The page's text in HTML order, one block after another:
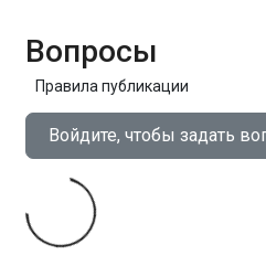
Вопросы
Правила публикации
Войдите, чтобы задать